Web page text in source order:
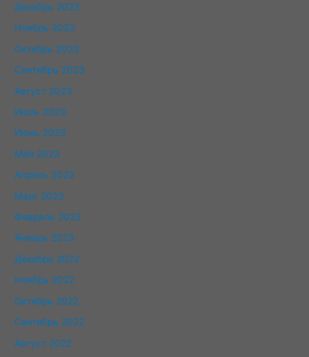
Декабрь 2023
Ноябрь 2023
Октябрь 2023
Сентябрь 2023
Август 2023
Июль 2023
Июнь 2023
Май 2023
Апрель 2023
Март 2023
Февраль 2023
Январь 2023
Декабрь 2022
Ноябрь 2022
Октябрь 2022
Сентябрь 2022
Август 2022